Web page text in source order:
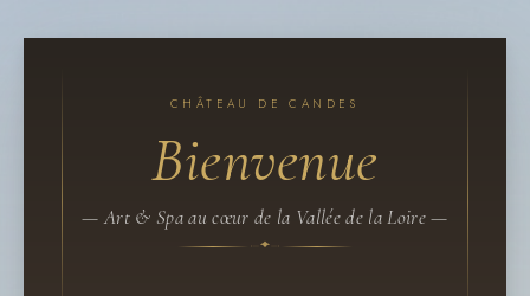
CHÂTEAU DE CANDES
Bienvenue
— Art & Spa au cœur de la Vallée de la Loire —